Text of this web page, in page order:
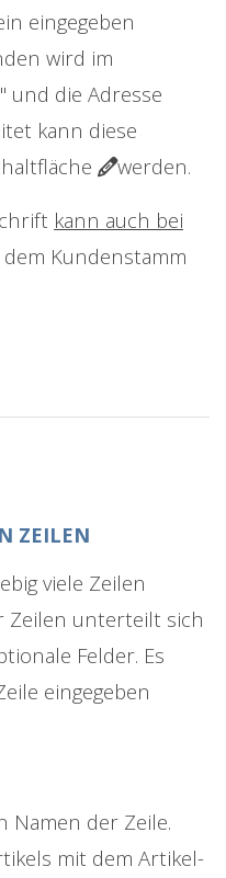
eingegeben
wird im
und die Adresse
kann diese
werden.
kann auch bei
dem Kundenstamm
ZEILEN
viele Zeilen
Zeilen unterteilt sich
Felder. Es
eingegeben
Namen der Zeile.
mit dem Artikel-